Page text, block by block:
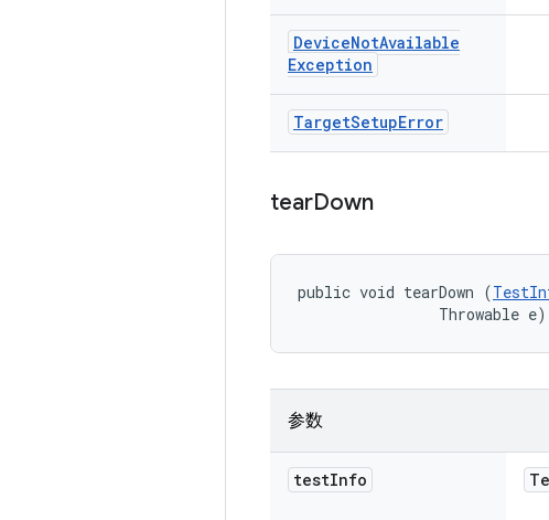
DeviceNotAvailable
Exception
TargetSetupError
tearDown
public void tearDown (
                Throwable e)
参数
testInfo